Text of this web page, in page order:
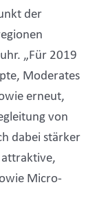
der
„Für 2019
Moderates
erneut,
von
dabei stärker
attraktive,
Micro-